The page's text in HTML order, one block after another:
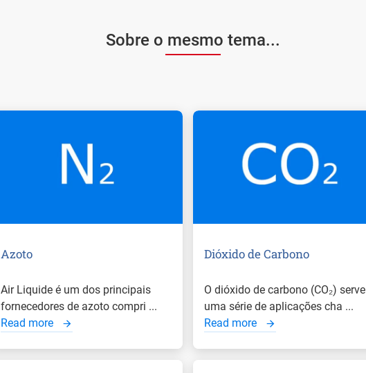
Sobre o mesmo tema...
Azoto
Air Liquide é um dos principais
fornecedores de azoto compri ...
Read more
Dióxido de Carbono
O dióxido de carbono (CO₂) serve
uma série de aplicações cha ...
Read more